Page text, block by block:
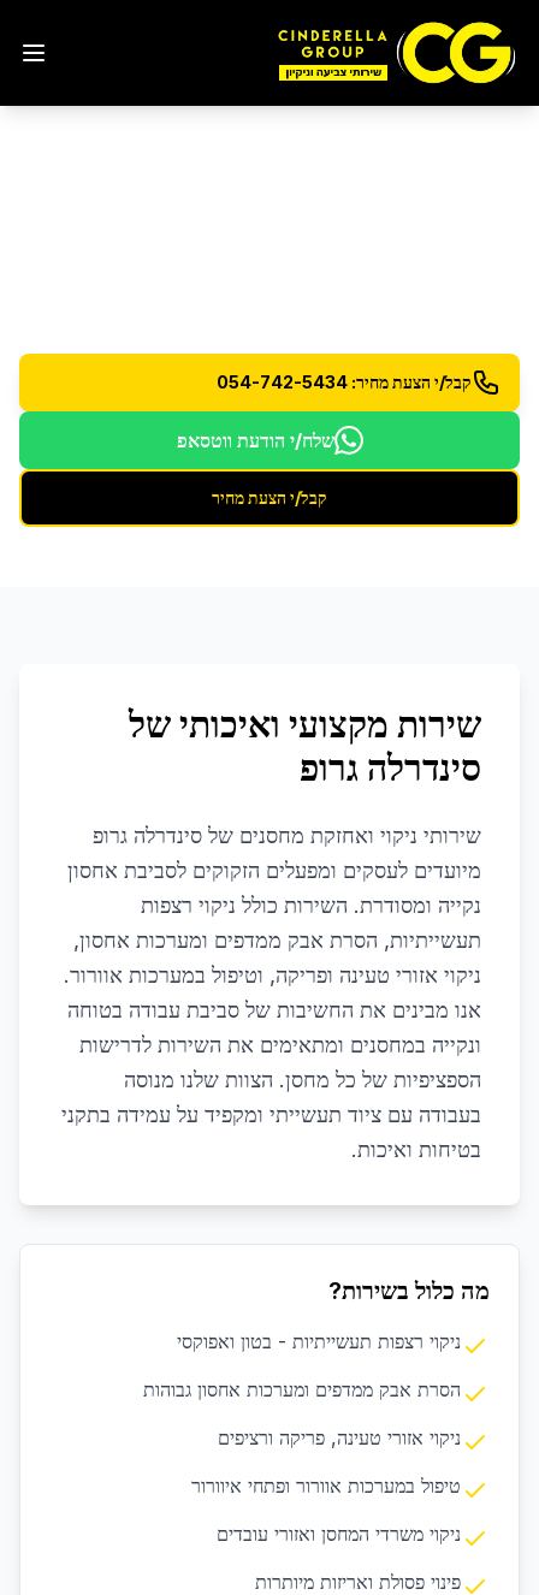
קבל/י הצעת מחיר: 054-742-5434
שלח/י הודעת ווטסאפ
קבל/י הצעת מחיר
שירות מקצועי ואיכותי של
סינדרלה גרופ
שירותי ניקוי ואחזקת מחסנים של סינדרלה גרופ
מיועדים לעסקים ומפעלים הזקוקים לסביבת אחסון
נקייה ומסודרת. השירות כולל ניקוי רצפות
תעשייתיות, הסרת אבק ממדפים ומערכות אחסון,
ניקוי אזורי טעינה ופריקה, וטיפול במערכות אוורור.
אנו מבינים את החשיבות של סביבת עבודה בטוחה
ונקייה במחסנים ומתאימים את השירות לדרישות
הספציפיות של כל מחסן. הצוות שלנו מנוסה
בעבודה עם ציוד תעשייתי ומקפיד על עמידה בתקני
בטיחות ואיכות.
מה כלול בשירות?
ניקוי רצפות תעשייתיות - בטון ואפוקסי
הסרת אבק ממדפים ומערכות אחסון גבוהות
ניקוי אזורי טעינה, פריקה ורציפים
טיפול במערכות אוורור ופתחי איוורור
ניקוי משרדי המחסן ואזורי עובדים
פינוי פסולת ואריזות מיותרות